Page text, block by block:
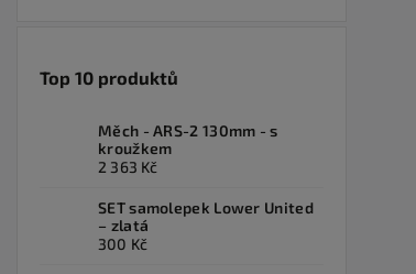
Top 10 produktů
Měch - ARS-2 130mm - s
kroužkem
2 363 Kč
SET samolepek Lower United
– zlatá
300 Kč